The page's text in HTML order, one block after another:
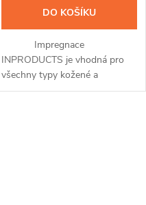
DO KOŠÍKU
Impregnace
INPRODUCTS je vhodná pro
všechny typy kožené a
koženkové obuvi a přináší v